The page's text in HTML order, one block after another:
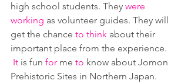
high school students. They were
working as volunteer guides. They will
get the chance to think about their
important place from the experience.
It is fun for me to know about Jomon
Prehistoric Sites in Northern Japan.